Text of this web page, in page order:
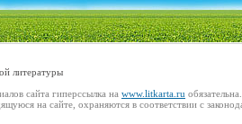
литературы
сайта гиперссылка на www.litkarta.ru обязательна.
на сайте, охраняются в соответствии с